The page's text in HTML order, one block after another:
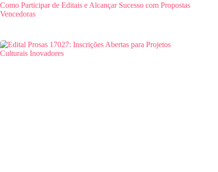
Como Participar de Editais e Alcançar Sucesso com Propostas
Vencedoras